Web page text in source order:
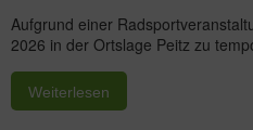
Aufgrund einer
2026 in der Ortslage Peitz zu
Weiterlesen